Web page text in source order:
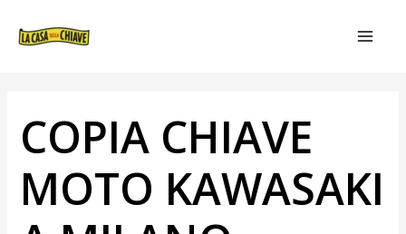
COPIA CHIAVE
MOTO KAWASAKI
ARTICOLI